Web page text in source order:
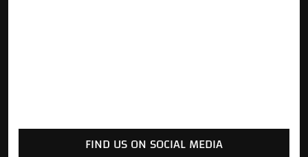
FIND US ON SOCIAL MEDIA